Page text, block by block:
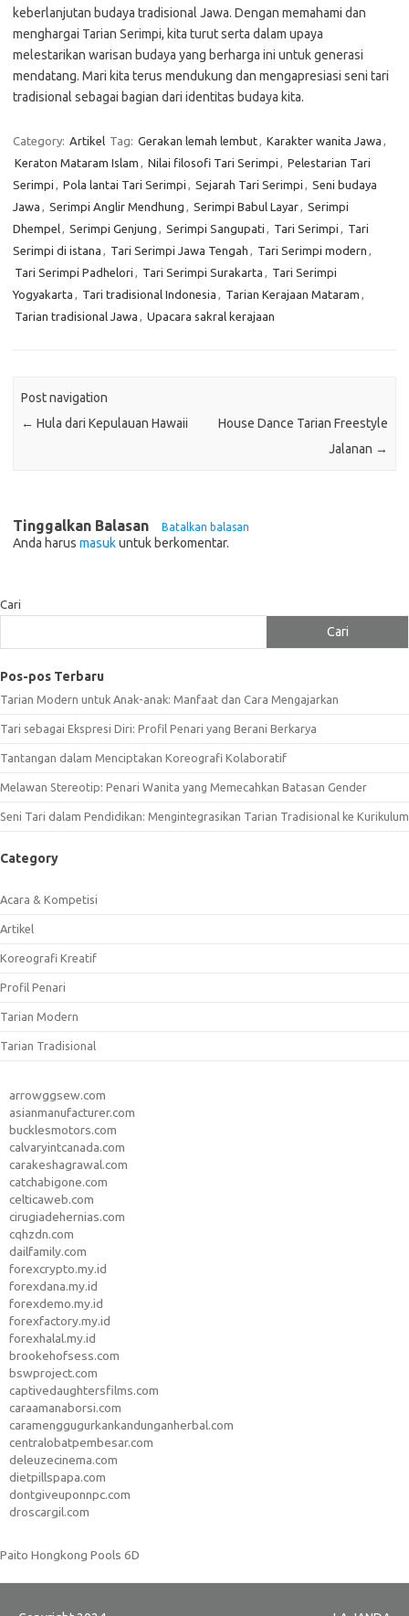
keberlanjutan budaya tradisional Jawa. Dengan memahami dan
menghargai Tarian Serimpi, kita turut serta dalam upaya
melestarikan warisan budaya yang berharga ini untuk generasi
mendatang. Mari kita terus mendukung dan mengapresiasi seni tari
tradisional sebagai bagian dari identitas budaya kita.
Category: Artikel Tag: Gerakan lemah lembut, Karakter wanita Jawa ,
Keraton Mataram Islam , Nilai filosofi Tari Serimpi , Pelestarian Tari
Serimpi , Pola lantai Tari Serimpi , Sejarah Tari Serimpi , Seni budaya
Jawa , Serimpi Anglir Mendhung , Serimpi Babul Layar, Serimpi
Dhempel, Serimpi Genjung , Serimpi Sangupati , Tari Serimpi , Tari
Serimpi di istana , Tari Serimpi Jawa Tengah , Tari Serimpi modern ,
Tari Serimpi Padhelori , Tari Serimpi Surakarta , Tari Serimpi
Yogyakarta , Tari tradisional Indonesia , Tarian Kerajaan Mataram ,
Tarian tradisional Jawa , Upacara sakral kerajaan
Post navigation
← Hula dari Kepulauan Hawaii
House Dance Tarian Freestyle
Jalanan →
Tinggalkan Balasan Batalkan balasan
Anda harus masukuntuk berkomentar.
Cari
Cari
Pos-pos Terbaru
Tarian Modern untuk Anak-anak: Manfaat dan Cara Mengajarkan
Tari sebagai Ekspresi Diri: Profil Penari yang Berani Berkarya
Tantangan dalam Menciptakan Koreografi Kolaboratif
Melawan Stereotip: Penari Wanita yang Memecahkan Batasan Gender
Seni Tari dalam Pendidikan: Mengintegrasikan Tarian Tradisional ke Kurikulum
Category
Acara & Kompetisi
Artikel
Koreografi Kreatif
Profil Penari
Tarian Modern
Tarian Tradisional
arrowggsew.com
asianmanufacturer.com
bucklesmotors.com
calvaryintcanada.com
carakeshagrawal.com
catchabigone.com
celticaweb.com
cirugiadehernias.com
cqhzdn.com
dailfamily.com
forexcrypto.my.id
forexdana.my.id
forexdemo.my.id
forexfactory.my.id
forexhalal.my.id
brookehofsess.com
bswproject.com
captivedaughtersfilms.com
caraamanaborsi.com
caramenggugurkankandunganherbal.com
centralobatpembesar.com
deleuzecinema.com
dietpillspapa.com
dontgiveuponnpc.com
droscargil.com
Paito Hongkong Pools 6D